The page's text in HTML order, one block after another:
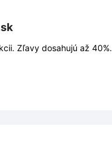
Zľavy dosahujú až 40%.